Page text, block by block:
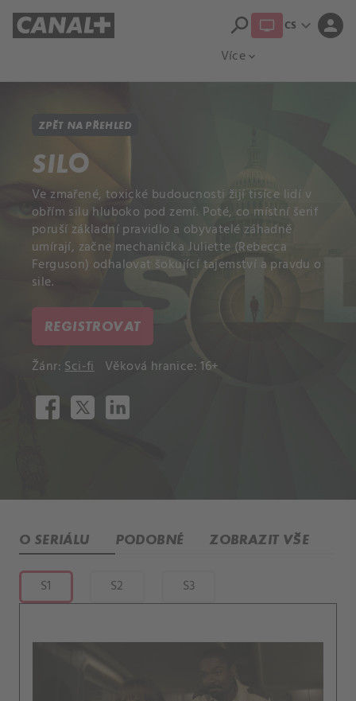
Více expand_more
search CS expand_more person
ZPĚT NA PŘEHLED
SILO
Ve zmařené, toxické budoucnosti žijí tisíce lidí v
obřím silu hluboko pod zemí. Poté, co místní šerif
poruší základní pravidlo a obyvatelé záhadně
umírají, začne mechanička Juliette (Rebecca
Ferguson) odhalovat šokující tajemství a pravdu o
sile.
REGISTROVAT
Žánr:Sci-fi Věková hranice: 16+
O SERIÁLU PODOBNÉ ZOBRAZIT VŠE
S1 S2 S3